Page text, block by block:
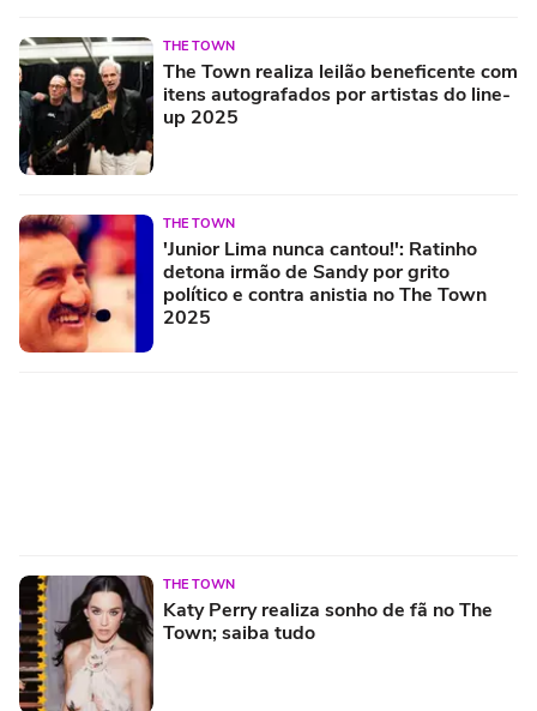
THE TOWN
The Town realiza leilão beneficente com
itens autografados por artistas do line-
up 2025
THE TOWN
'Junior Lima nunca cantou!': Ratinho
detona irmão de Sandy por grito
político e contra anistia no The Town
2025
THE TOWN
Katy Perry realiza sonho de fã no The
Town; saiba tudo